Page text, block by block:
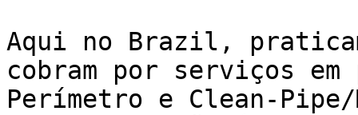
Aqui no Brazil,
cobram por serviços em
Perímetro e Clean-